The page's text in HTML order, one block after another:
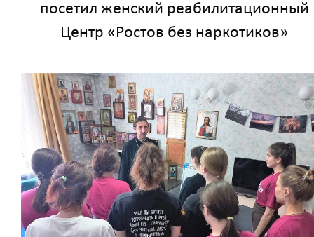
посетил женский реабилитационный
Центр «Ростов без наркотиков»